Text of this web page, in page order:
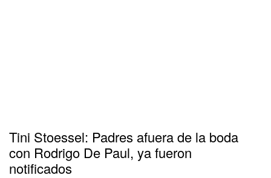
Tini Stoessel: Padres afuera de la boda
con Rodrigo De Paul, ya fueron
notificados